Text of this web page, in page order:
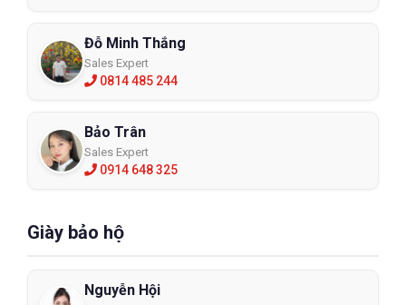
Đỗ Minh Thắng
Sales Expert
0814 485 244
Bảo Trân
Sales Expert
0914 648 325
Giày bảo hộ
Nguyễn Hội